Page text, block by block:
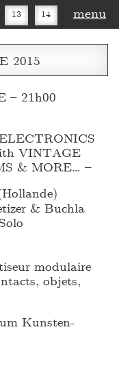
13 14 menu
2015
– 21h00
VINTAGE
& MORE… –
& Buchla
modulaire
objets,
Kunsten-